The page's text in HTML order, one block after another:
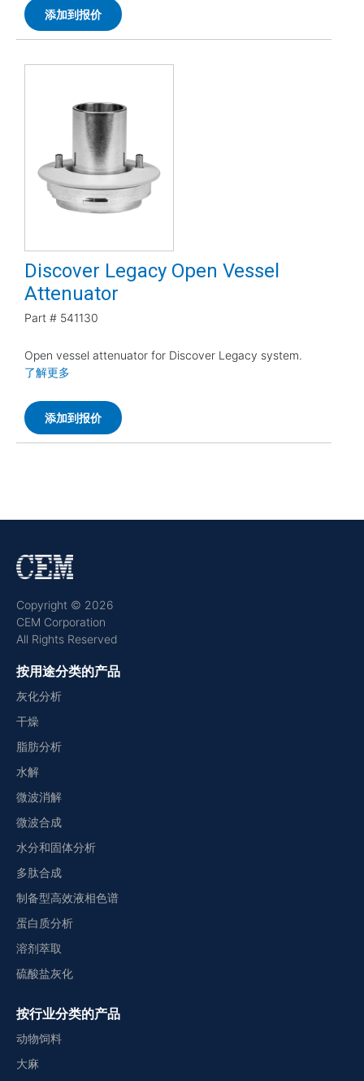
添加到报价
Discover Legacy Open Vessel
Attenuator
Part # 541130
Open vessel attenuator for Discover Legacy system.
了解更多
添加到报价
Copyright © 2026
CEM Corporation
All Rights Reserved
按用途分类的产品
灰化分析
干燥
脂肪分析
水解
微波消解
微波合成
水分和固体分析
多肽合成
制备型高效液相色谱
蛋白质分析
溶剂萃取
硫酸盐灰化
按行业分类的产品
动物饲料
大麻